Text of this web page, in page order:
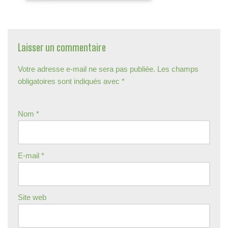
Laisser un commentaire
Votre adresse e-mail ne sera pas publiée. Les champs
obligatoires sont indiqués avec *
Nom *
E-mail *
Site web